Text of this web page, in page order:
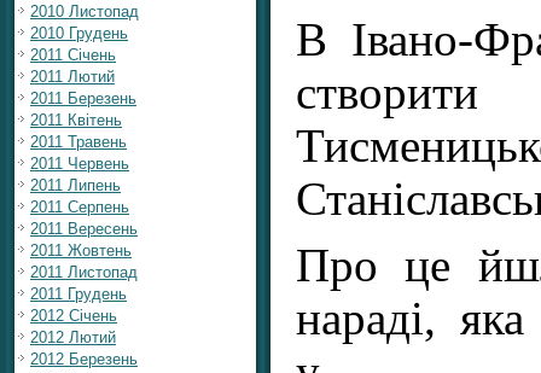
2010 Листопад
2010 Грудень
2011 Січень
2011 Лютий
2011 Березень
2011 Квітень
2011 Травень
2011 Червень
2011 Липень
2011 Серпень
2011 Вересень
2011 Жовтень
2011 Листопад
2011 Грудень
2012 Січень
2012 Лютий
2012 Березень
В Івано-
Про це
нараді,